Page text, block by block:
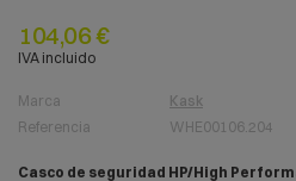
104,06 €
IVA incluido
Marca
Kask
Referencia
WHE00106.204
Casco de seguridad HP/High